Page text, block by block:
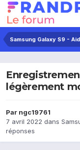
Samsung Galaxy S9 -
légèrement
Par ngc19761
7 avril 2022 dans
réponses